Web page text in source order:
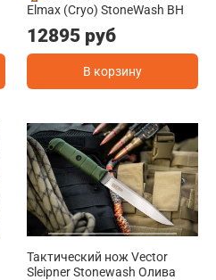
Elmax (Cryo) StoneWash BH
12895 руб
В корзину
Тактический нож Vector
Sleipner Stonewash Олива